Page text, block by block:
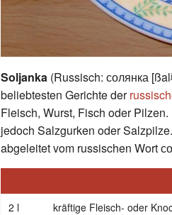
Soljanka (Russisch: солянка
beliebtesten Gerichte der
Fleisch, Wurst, Fisch oder
jedoch Salzgurken oder
abgeleitet vom russischen Wort
2 l kräftige Fleisch- oder